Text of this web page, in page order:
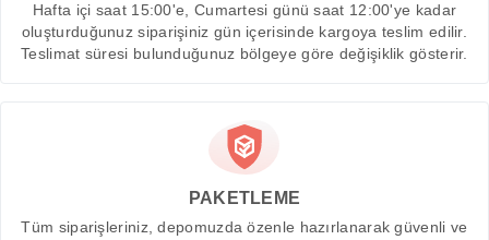
Hafta içi saat 15:00'e, Cumartesi günü saat 12:00'ye kadar
oluşturduğunuz siparişiniz gün içerisinde kargoya teslim edilir.
Teslimat süresi bulunduğunuz bölgeye göre değişiklik gösterir.
PAKETLEME
Tüm siparişleriniz, depomuzda özenle hazırlanarak güvenli ve